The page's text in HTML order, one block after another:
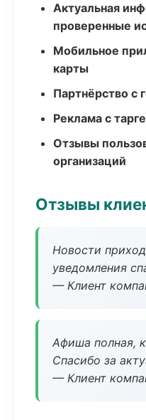
Актуальная
проверенные
Мобильное
карты
Партнёрство с
Реклама с
Отзывы
организаций
Отзывы
Новости
уведомления
— Клиент
Афиша полная,
Спасибо за
— Клиент